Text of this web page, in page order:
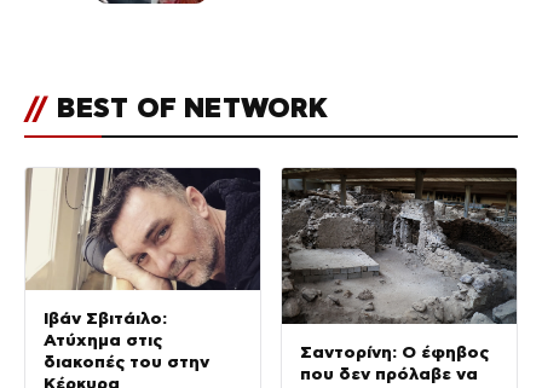
// BEST OF NETWORK
Ιβάν Σβιτάιλο:
Ατύχημα στις
διακοπές του στην
Κέρκυρα
Σαντορίνη: Ο έφηβος
που δεν πρόλαβε να